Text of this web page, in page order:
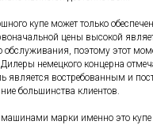
купе может только
цены высокой
обслуживания, поэтому этот
немецкого концерна
является востребованным и
большинства клиентов.
марки именно это купе